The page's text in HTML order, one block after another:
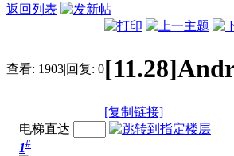
返回列表
查看: 1903|回复: 0
[复制链接]
电梯直达
1#